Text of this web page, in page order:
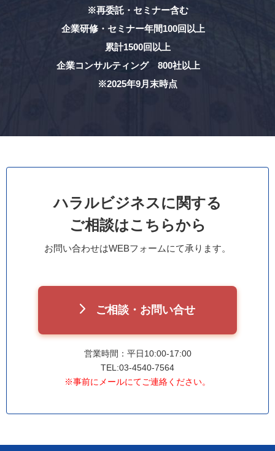
※再委託・セミナー含む
企業研修・セミナー年間100回以上
累計1500回以上
企業コンサルティング 800社以上
※2025年9月末時点
ハラルビジネスに関する
ご相談はこちらから
お問い合わせはWEBフォームにて承ります。
ご相談・お問い合せ
営業時間：平日10:00-17:00
TEL:03-4540-7564
※事前にメールにてご連絡ください。